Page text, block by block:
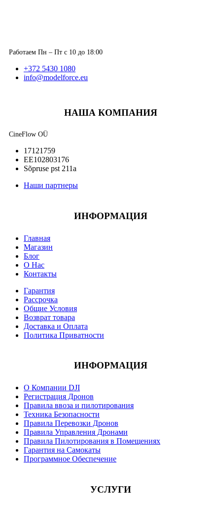
Работаем Пн – Пт с 10 до 18:00
+372 5430 1080
info@modelforce.eu
НАША КОМПАНИЯ
CineFlow OÜ
17121759
EE102803176
Sõpruse pst 211a
Наши партнеры
ИНФОРМАЦИЯ
Главная
Магазин
Блог
О Нас
Контакты
Гарантия
Рассрочка
Общие Условия
Возврат товара
Доставка и Оплата
Политика Приватности
ИНФОРМАЦИЯ
О Компании DJI
Регистрация Дронов
Правила ввоза и пилотирования
Техника Безопасности
Правила Перевозки Дронов
Правила Управления Дронами
Правила Пилотирования в Помещениях
Гарантия на Самокаты
Программное Обеспечение
УСЛУГИ